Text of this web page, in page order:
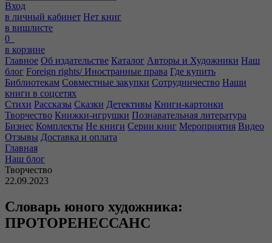
Вход
в личный кабинет Нет книг
в вишлисте
0
в корзине
Главное Об издательстве Каталог Авторы и Художники Наш
блог Foreign rights/ Иностранные права Где купить
Библиотекам Совместные закупки Сотрудничество Наши
книги в соцсетях
Стихи Рассказы Сказки Детективы Книги-картонки
Творчество Книжки-игрушки Познавательная литература
Бизнес Комплекты Не книги Серии книг Мероприятия Видео
Отзывы Доставка и оплата
Главная
Наш блог
Творчество
22.09.2023
Словарь юного художника:
ПРОТОРЕНЕССАНС